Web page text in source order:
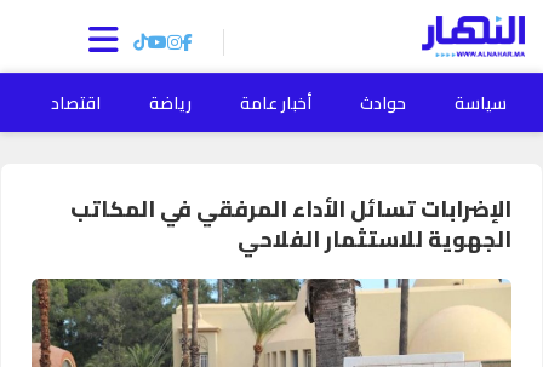
سياسة حوادث أخبار عامة رياضة اقتصاد
الإضرابات تسائل الأداء المرفقي في المكاتب
الجهوية للاستثمار الفلاحي